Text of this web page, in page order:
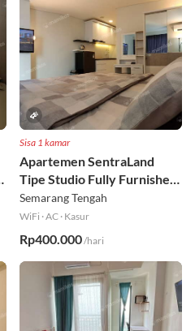
Sisa 1 kamar
Apartemen SentraLand
Tipe Studio Fully Furnished
Lt 8
Semarang Tengah
WiFi ·AC · Kasur
Rp400.000/hari